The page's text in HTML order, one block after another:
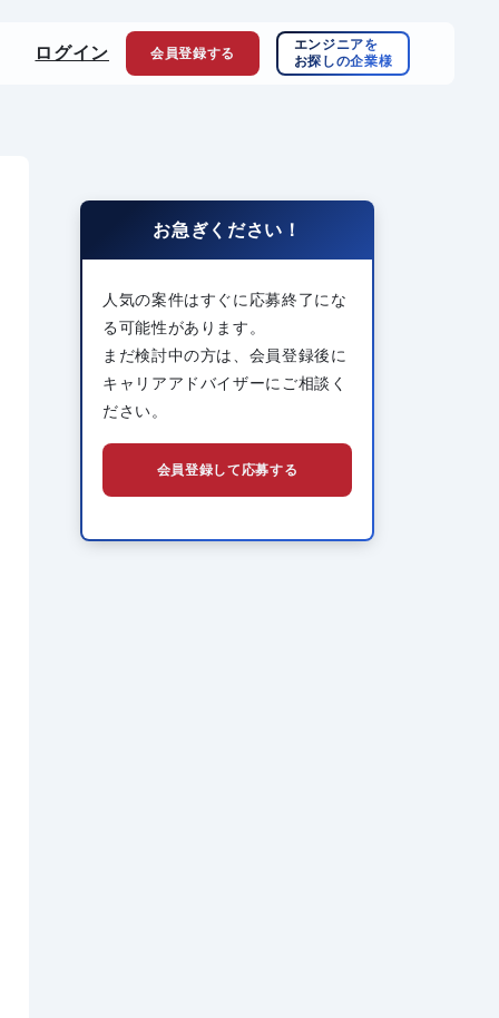
ログイン 会員登録する
エンジニアを
お探しの企業様
お急ぎください！
人気の案件はすぐに応募終了にな
る可能性があります。
まだ検討中の方は、会員登録後に
キャリアアドバイザーにご相談く
ださい。
会員登録して応募する